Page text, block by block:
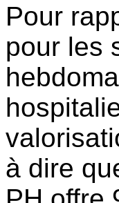
Pour
pour les
à dire